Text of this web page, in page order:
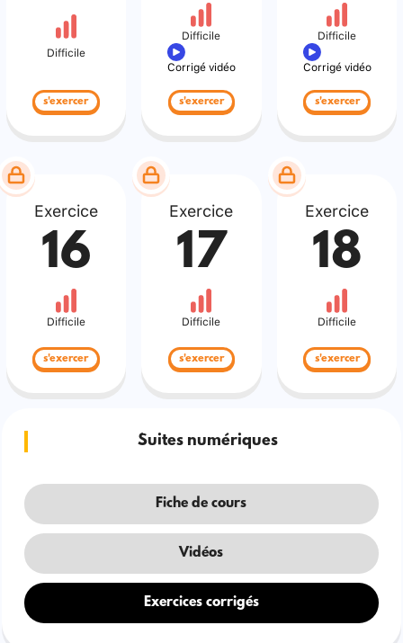
Difficile
s'exercer
Difficile
Corrigé vidéo
s'exercer
Difficile
Corrigé vidéo
s'exercer
Exercice
16
Difficile
s'exercer
Exercice
17
Difficile
s'exercer
Exercice
18
Difficile
s'exercer
Suites numériques
Fiche de cours
Vidéos
Exercices corrigés